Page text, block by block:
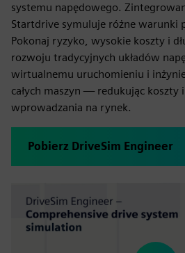
systemu napędowego.
Startdrive symuluje różne warunki
Pokonaj ryzyko, wysokie koszty i
rozwoju tradycyjnych układów
wirtualnemu uruchomieniu i
całych maszyn — redukując koszty
wprowadzania na rynek.
Pobierz DriveSim Engineer